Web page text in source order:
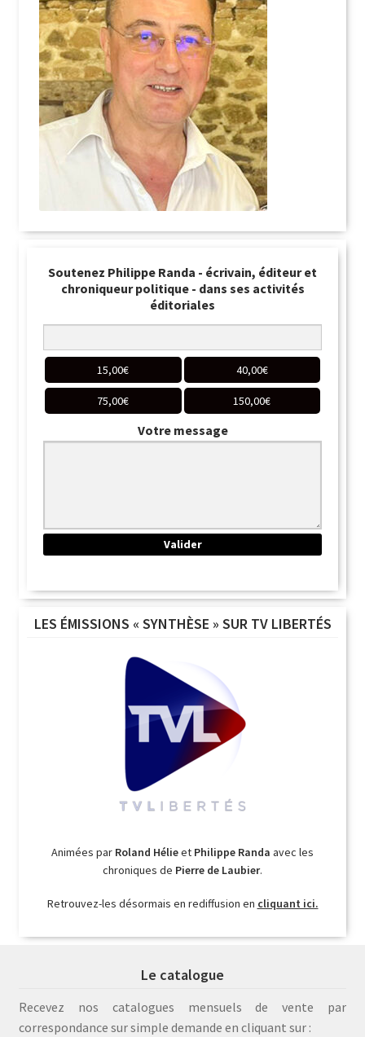
Soutenez Philippe Randa - écrivain, éditeur et
chroniqueur politique - dans ses activités
éditoriales
15,00€ 40,00€
75,00€ 150,00€
Votre message
LES ÉMISSIONS « SYNTHÈSE » SUR TV LIBERTÉS
Animées par Roland Hélieet Philippe Randa avec les
chroniques de Pierre de Laubier.
Retrouvez-les désormais en rediffusion en cliquant ici.
Le catalogue
Recevez nos catalogues mensuels de vente par
correspondance sur simple demande en cliquant sur :